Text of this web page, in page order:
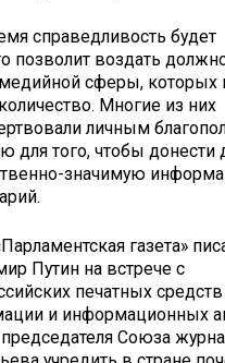
справедливость будет
позволит воздать
сферы, которых
Многие из них
личным
для того, чтобы донести
значимую
газета»
Путин на встрече с
печатных средств
и информационных
Союза